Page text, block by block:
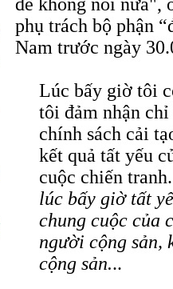
phụ trách bộ phận
Nam trước ngày
Lúc bấy giờ tôi
tôi đảm nhận
chính sách cải
kết quả tất yếu
cuộc chiến
lúc bấy giờ tất
chung cuộc của
người cộng sản,
cộng sản...